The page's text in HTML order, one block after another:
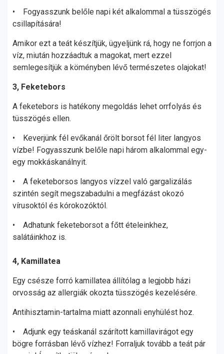
• Fogyasszunk belőle napi két alkalommal a tüsszögés
csillapítására!
Amikor ezt a teát készítjük, ügyeljünk rá, hogy ne forrjon a
víz, miután hozzáadtuk a magokat, mert ezzel
semlegesítjük a köményben lévő természetes olajokat!
3, Feketebors
A feketebors is hatékony megoldás lehet orrfolyás és
tüsszögés ellen.
• Keverjünk fél evőkanál őrölt borsot fél liter langyos
vízbe! Fogyasszunk belőle napi három alkalommal egy-
egy mokkáskanálnyit.
• A feketeborsos langyos vízzel való gargalizálás
szintén segít megszabadulni a megfázást okozó
vírusoktól és kórokozóktól.
• Adhatunk feketeborsot a főtt ételeinkhez,
salátáinkhoz is.
4, Kamillatea
Egy csésze forró kamillatea állítólag a legjobb házi
orvosság az allergiák okozta tüsszögés kezelésére.
Antihisztamin-tartalma miatt azonnali enyhülést hoz.
• Adjunk egy teáskanál szárított kamillavirágot egy
bögre forrásban lévő vízhez! Forraljuk tovább a teát pár